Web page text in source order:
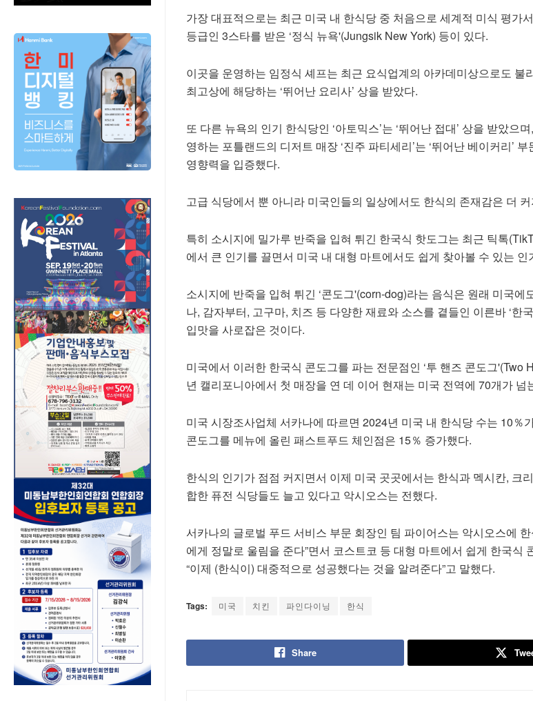
가장 대표적으로는 최근 미국 내 한식당 중 처음으로 세계적 미식 평가
등급인 3스타를 받은 ‘정식 뉴욕'(Jungsik New York) 등이 있다.
이곳을 운영하는 임정식 셰프는 최근 요식업계의 아카데미상으로도 불
최고상에 해당하는 ‘뛰어난 요리사’ 상을 받았다.
또 다른 뉴욕의 인기 한식당인 ‘아토믹스’는 ‘뛰어난 접대’ 상을 받았으
영하는 포틀랜드의 디저트 매장 ‘진주 파티세리’는 ‘뛰어난 베이커리’
영향력을 입증했다.
고급 식당에서 뿐 아니라 미국인들의 일상에서도 한식의 존재감은 더
특히 소시지에 밀가루 반죽을 입혀 튀긴 한국식 핫도그는 최근 틱톡
에서 큰 인기를 끌면서 미국 내 대형 마트에서도 쉽게 찾아볼 수 있는 인
소시지에 반죽을 입혀 튀긴 ‘콘도그'(corn-dog)라는 음식은 원래 미국에
나, 감자부터, 고구마, 치즈 등 다양한 재료와 소스를 곁들인 이른바 ‘한
입맛을 사로잡은 것이다.
미국에서 이러한 한국식 콘도그를 파는 전문점인 ‘투 핸즈 콘도그'(Two
년 캘리포니아에서 첫 매장을 연 데 이어 현재는 미국 전역에 70개가 넘
미국 시장조사업체 서카나에 따르면 2024년 미국 내 한식당 수는 10％
콘도그를 메뉴에 올린 패스트푸드 체인점은 15％ 증가했다.
한식의 인기가 점점 커지면서 이제 미국 곳곳에서는 한식과 멕시칸, 크
합한 퓨전 식당들도 늘고 있다고 악시오스는 전했다.
서카나의 글로벌 푸드 서비스 부문 회장인 팀 파이어스는 악시오스에
에게 정말로 울림을 준다”면서 코스트코 등 대형 마트에서 쉽게 한국식
“이제 (한식이) 대중적으로 성공했다는 것을 알려준다”고 말했다.
Tags: 미국 치킨 파인다이닝 한식
Share